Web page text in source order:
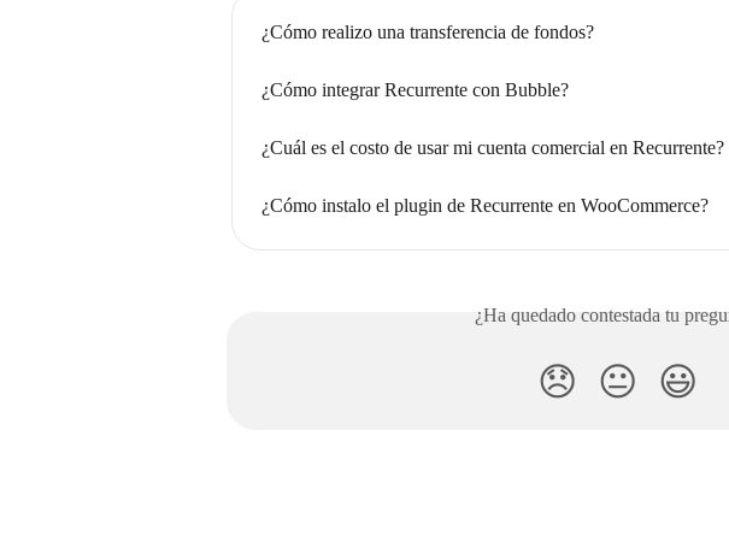
¿Cómo realizo una transferencia de fondos?
¿Cómo integrar Recurrente con Bubble?
¿Cuál es el costo de usar mi cuenta comercial en Recurrente?
¿Cómo instalo el plugin de Recurrente en WooCommerce?
¿Ha quedado contestada tu
😞 😐 😃